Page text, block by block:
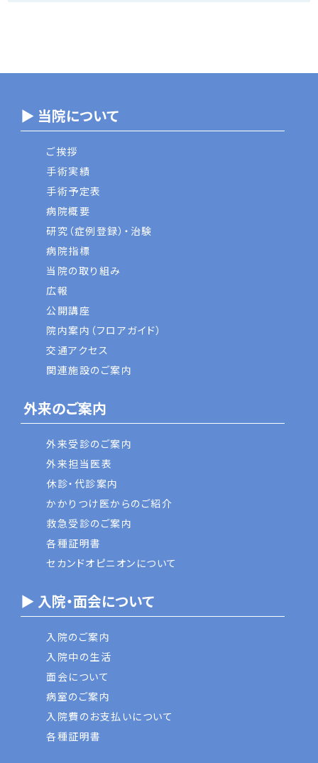
▶ 当院について
ご挨拶
手術実績
手術予定表
病院概要
研究（症例登録）・治験
病院指標
当院の取り組み
広報
公開講座
院内案内（フロアガイド）
交通アクセス
関連施設のご案内
外来のご案内
外来受診のご案内
外来担当医表
休診・代診案内
かかりつけ医からのご紹介
救急受診のご案内
各種証明書
セカンドオピニオンについて
▶ 入院・面会について
入院のご案内
入院中の生活
面会について
病室のご案内
入院費のお支払いについて
各種証明書